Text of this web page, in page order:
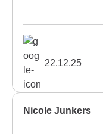
22.12.25
Nicole Junkers